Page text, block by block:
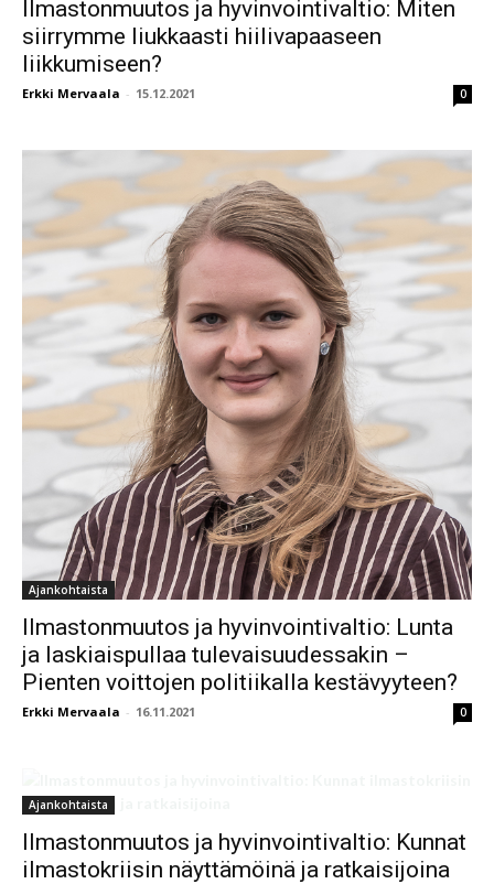
Ilmastonmuutos ja hyvinvointivaltio: Miten
siirrymme liukkaasti hiilivapaaseen
liikkumiseen?
Erkki Mervaala - 15.12.2021 0
Ajankohtaista
Ilmastonmuutos ja hyvinvointivaltio: Lunta
ja laskiaispullaa tulevaisuudessakin –
Pienten voittojen politiikalla kestävyyteen?
Erkki Mervaala - 16.11.2021 0
Ajankohtaista
Ilmastonmuutos ja hyvinvointivaltio: Kunnat
ilmastokriisin näyttämöinä ja ratkaisijoina